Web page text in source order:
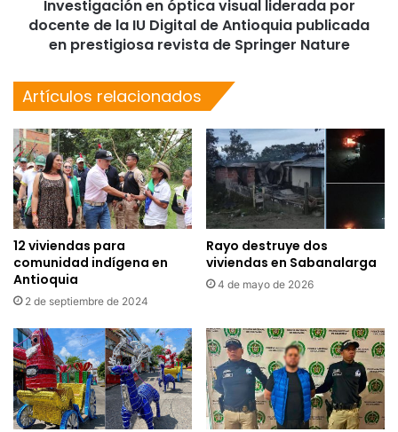
Investigación en óptica visual liderada por
docente de la IU Digital de Antioquia publicada
en prestigiosa revista de Springer Nature
Artículos relacionados
12 viviendas para
comunidad indígena en
Antioquia
2 de septiembre de 2024
Rayo destruye dos
viviendas en Sabanalarga
4 de mayo de 2026